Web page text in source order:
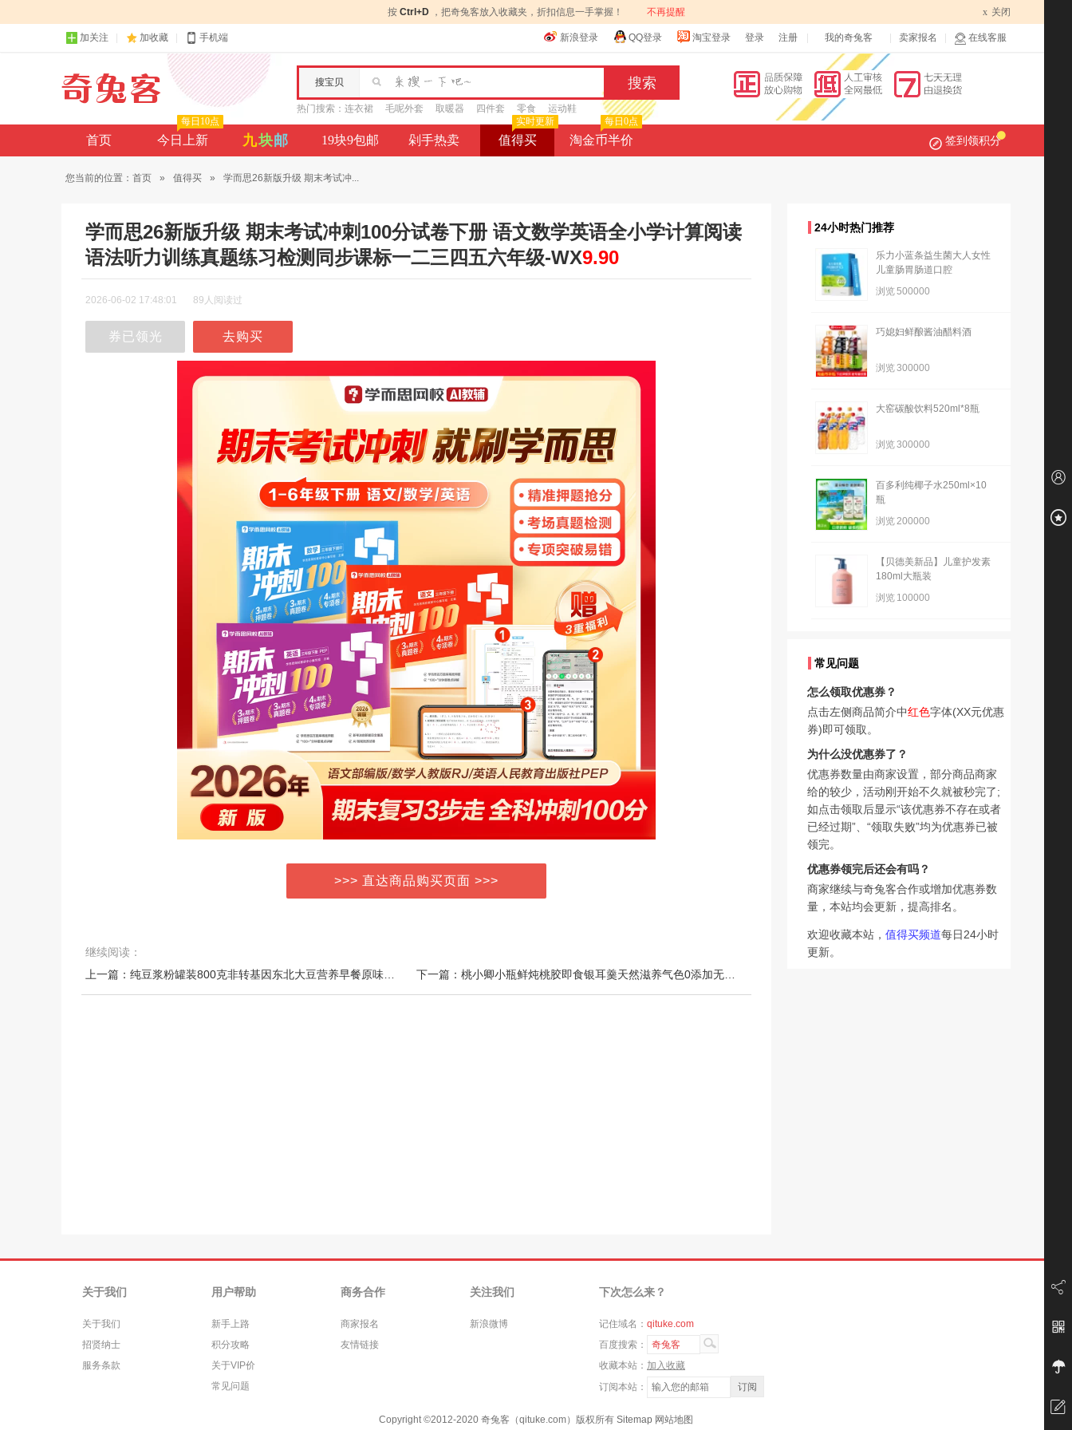
按 Ctrl+D ，把奇兔客放入收藏夹，折扣信息一手掌握！ 不再提醒 x 关闭
加关注 加收藏 手机端 新浪登录 QQ登录 淘宝登录 登录 注册 我的奇兔客 卖家报名 在线客服
搜宝贝
热门搜索： 连衣裙 毛呢外套 取暖器 四件套 零食 运动鞋
首页 今日上新
每日10点
九块邮 19块9包邮 剁手热卖 值得买
实时更新
淘金币半价
每日0点
签到领积分
您当前的位置： 首页 » 值得买 » 学而思26新版升级 期末考试冲...
学而思26新版升级 期末考试冲刺100分试卷下册 语文数学英语全小学计算阅读
语法听力训练真题练习检测同步课标一二三四五六年级-WX9.90
2026-06-02 17:48:01 89人阅读过
券已领光 去购买
>>> 直达商品购买页面 >>>
继续阅读：
24小时热门推荐
乐力小蓝条益生菌大人女性
儿童肠胃肠道口腔
浏览500000
巧媳妇鲜酿酱油醋料酒
浏览300000
大窑碳酸饮料520ml*8瓶
浏览300000
百多利纯椰子水250ml×10
瓶
浏览200000
【贝德美新品】儿童护发素
180ml大瓶装
浏览 100000
常见问题
怎么领取优惠券？
点击左侧商品简介中红色字体(XX元优惠
券)即可领取。
为什么没优惠券了？
优惠券数量由商家设置，部分商品商家
给的较少，活动刚开始不久就被秒完了;
如点击领取后显示“该优惠券不存在或者
已经过期”、“领取失败”均为优惠券已被
领完。
优惠券领完后还会有吗？
商家继续与奇兔客合作或增加优惠券数
量，本站均会更新，提高排名。
欢迎收藏本站， 值得买频道每日24小时
更新。
关于我们
关于我们
招贤纳士
服务条款
用户帮助
新手上路
积分攻略
关于VIP价
常见问题
商务合作
商家报名
友情链接
关注我们
新浪微博
下次怎么来？
记住域名： qituke.com
百度搜索：
奇兔客
收藏本站： 加入收藏
订阅本站：
Copyright ©2012-2020 奇兔客（qituke.com）版权所有 Sitemap 网站地图